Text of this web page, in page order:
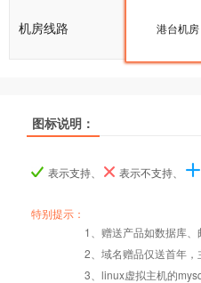
机房线路 港台机房
港台机房
产品名称
Linux
产品名称
产品名称
数据定期备份
图标说明：
表示支持、 表示不支持、
特别提示：
1、赠送产品如数据库
2、域名赠品仅送首年
3、linux虚拟主机的